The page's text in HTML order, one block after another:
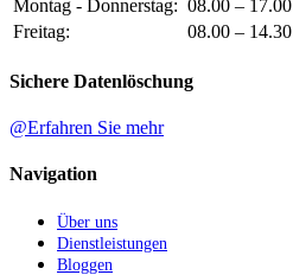
Montag - Donnerstag: 08.00 – 17.00
Freitag:
08.00 – 14.30
Sichere Datenlöschung
@Erfahren Sie mehr
Navigation
Über uns
Dienstleistungen
Bloggen